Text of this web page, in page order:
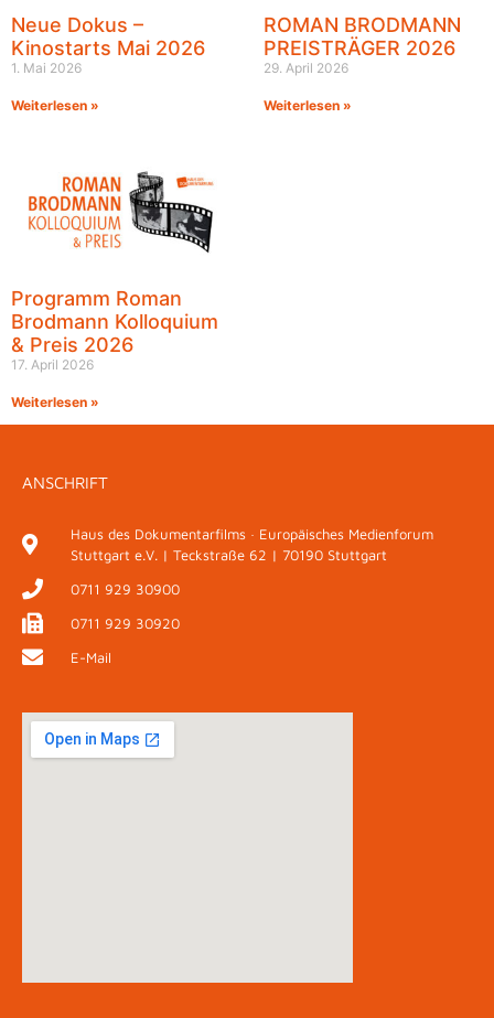
Neue Dokus –
Kinostarts Mai 2026
1. Mai 2026
Weiterlesen »
ROMAN BRODMANN
PREISTRÄGER 2026
29. April 2026
Weiterlesen »
Programm Roman
Brodmann Kolloquium
& Preis 2026
17. April 2026
Weiterlesen »
ANSCHRIFT
Haus des Dokumentarfilms · Europäisches Medienforum
Stuttgart e.V. | Teckstraße 62 | 70190 Stuttgart
0711 929 30900
0711 929 30920
E-Mail